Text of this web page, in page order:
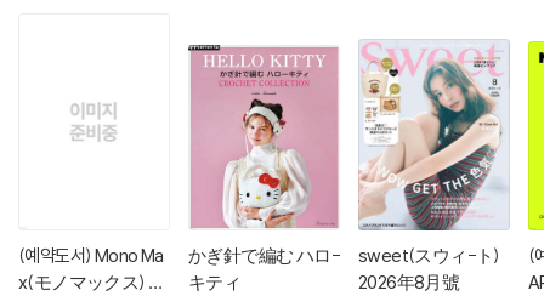
(예약도서) Mono Ma
x(モノマックス) 20
かぎ針で編む ハロ-
キティ
sweet(スウィ-ト)
2026年8月號
(